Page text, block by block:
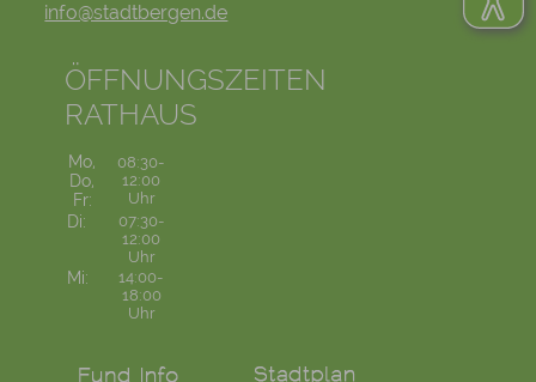
info@stadtbergen.de
ÖFFNUNGSZEITEN
RATHAUS
Mo,
Do,
Fr:
08:30-
12:00
Uhr
Di:
07:30-
12:00
Uhr
Mi:
14:00-
18:00
Uhr